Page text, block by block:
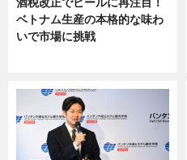
ベトナム生産の本格的な味わ
いで市場に挑戦